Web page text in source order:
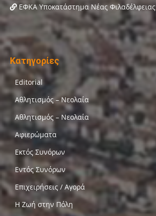
ΕΦΚΑ Υποκατάστημα Νέας Φιλαδέλφειας
Κατηγορίες
Editorial
Αθλητισμός – Νεολαία
Αθλητισμός – Νεολαία
Αφιερώματα
Εκτός Συνόρων
Εντός Συνόρων
Επιχειρήσεις / Αγορά
Η Ζωή στην Πόλη